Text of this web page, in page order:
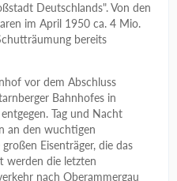
Deutschlands". Von den
im April 1950 ca. 4 Mio.
bereits
vor dem Abschluss
Bahnhofes in
Tag und Nacht
an den wuchtigen
Eisenträger, die das
werden die letzten
nach Oberammergau